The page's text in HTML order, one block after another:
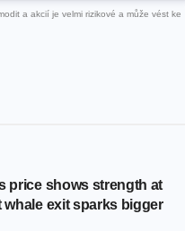
a akcií je velmi rizikové a může vést ke
price shows strength at
whale exit sparks bigger